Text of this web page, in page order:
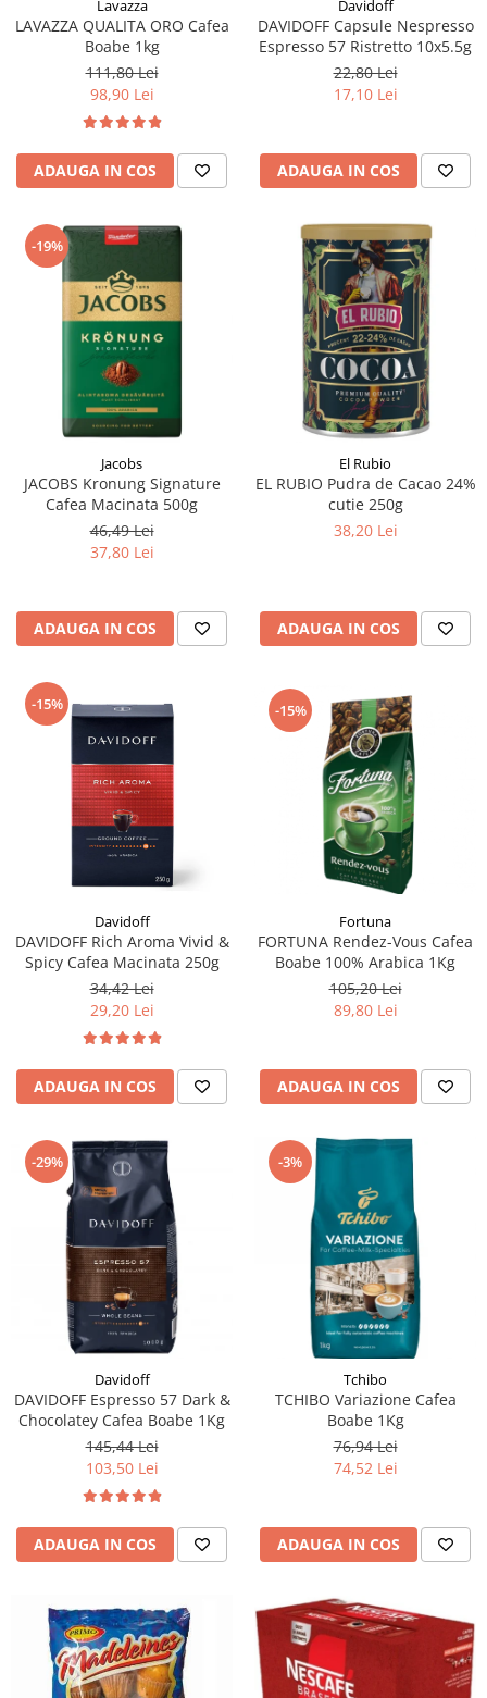
Lavazza
LAVAZZA QUALITA ORO Cafea
Boabe 1kg
111,80 Lei
98,90 Lei
ADAUGA IN COS
Davidoff
DAVIDOFF Capsule Nespresso
Espresso 57 Ristretto 10x5.5g
22,80 Lei
17,10 Lei
ADAUGA IN COS
-19%
Jacobs
JACOBS Kronung Signature
Cafea Macinata 500g
46,49 Lei
37,80 Lei
ADAUGA IN COS
El Rubio
EL RUBIO Pudra de Cacao 24%
cutie 250g
38,20 Lei
ADAUGA IN COS
-15%
Davidoff
DAVIDOFF Rich Aroma Vivid &
Spicy Cafea Macinata 250g
34,42 Lei
29,20 Lei
ADAUGA IN COS
-15%
Fortuna
FORTUNA Rendez-Vous Cafea
Boabe 100% Arabica 1Kg
105,20 Lei
89,80 Lei
ADAUGA IN COS
-29%
Davidoff
DAVIDOFF Espresso 57 Dark &
Chocolatey Cafea Boabe 1Kg
145,44 Lei
103,50 Lei
ADAUGA IN COS
-3%
Tchibo
TCHIBO Variazione Cafea
Boabe 1Kg
76,94 Lei
74,52 Lei
ADAUGA IN COS